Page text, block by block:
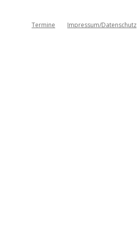
Termine Impressum/Datenschutz